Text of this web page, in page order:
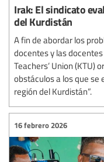
Irak: El sindicato
del Kurdistán
A fin de abordar los
docentes y las
Teachers’ Union (KTU)
obstáculos a los que se
región del Kurdistán”.
16 febrero 2026